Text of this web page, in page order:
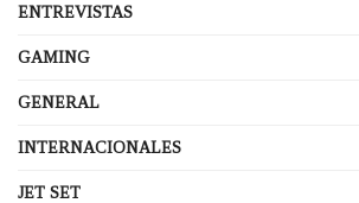
ENTREVISTAS
GAMING
GENERAL
INTERNACIONALES
JET SET